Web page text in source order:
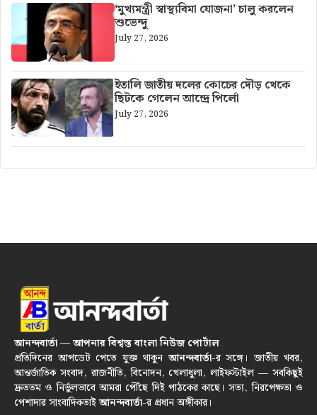
‘মুখ্যমন্ত্রী স্বাস্থ্যবিমা যোজনা’ চালু করলেন
শুভেন্দু
July 27, 2026
ইতালি জাতীয় দলের কোচের দৌড় থেকে
ছিটকে গেলেন আন্দ্রে পির্লো
July 27, 2026
আনন্দবার্তা — আপনার বিশ্বস্ত বাংলা নিউজ পোর্টাল
প্রতিদিনের আপডেট পেতে যুক্ত থাকুনআনন্দবার্তা-র সঙ্গে। জাতীয় খবর,
আন্তর্জাতিক সংবাদ, রাজনীতি, বিনোদন, খেলাধুলা, লাইফস্টাইল — সবকিছুই
দ্রুততম ও নির্ভুলভাবে আমরা পৌঁছে দিই পাঠকের কাছে। সত্য, নিরপেক্ষতা ও
পেশাদার সাংবাদিকতাইআনন্দবার্তা-র প্রধান অঙ্গীকার।